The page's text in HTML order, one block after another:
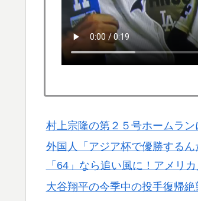
充電を目指す」
▶ 【伝説の100得点、いまだ都
韓国人「熊本地震で見る日
▶ 海外「親が買った覚えのな
▶ 韓国人「熊本地震で見る日
うのを見ると日本人は何か
▶
サポの本音がこれ！【海外の
村上宗隆の第２５号ホームラ
外国人「アジア杯で優勝する
「64」なら追い風に！アメリ
大谷翔平の今季中の投手復帰